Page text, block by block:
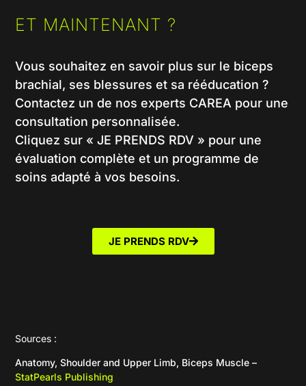
ET MAINTENANT ?
Vous souhaitez en savoir plus sur le biceps
brachial, ses blessures et sa rééducation ?
Contactez un de nos experts CAREA pour une
consultation personnalisée.
Cliquez sur « JE PRENDS RDV » pour une
évaluation complète et un programme de
soins adapté à vos besoins.
JE PRENDS RDV
Sources :
Anatomy, Shoulder and Upper Limb, Biceps Muscle –
StatPearls Publishing